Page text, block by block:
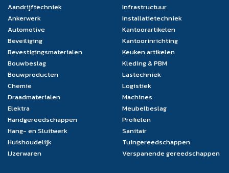
Aandrijftechniek
Ankerwerk
Automotive
Beveiliging
Bevestigingsmaterialen
Bouwbeslag
Bouwproducten
Chemie
Draadmaterialen
Elektra
Handgereedschappen
Hang- en Sluitwerk
Huishoudelijk
IJzerwaren
Infrastructuur
Installatietechniek
Kantoorartikelen
Kantoorinrichting
Keuken artikelen
Kleding & PBM
Lastechniek
Logistiek
Machines
Meubelbeslag
Profielen
Sanitair
Tuingereedschappen
Verspanende gereedschappen